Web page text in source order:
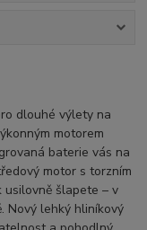
dlouhé výlety na
motorem
baterie vás na
motor s torzním
usilovně šlapete – v
Nový lehký hliníkový